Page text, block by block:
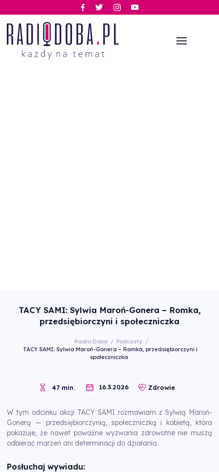
TACY SAMI: Sylwia Maroń-Gonera – Romka,
przedsiębiorczyni i społeczniczka
Radio Doba / Podcasty /
TACY SAMI: Sylwia Maroń-Gonera – Romka, przedsiębiorczyni i
społeczniczka
47 min. 16.3.2026 Zdrowie
W tym odcinku akcji TACY SAMI rozmawiam z Sylwią Maroń-
Gonerą — przedsiębiorczynią, społeczniczką i kobietą, która
pokazuje, że nawet poważne wyzwania zdrowotne nie muszą
odbierać marzeń ani determinacji do działania.
Posłuchaj wywiadu: